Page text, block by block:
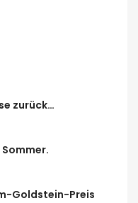
zurück…
Goldstein-Preis